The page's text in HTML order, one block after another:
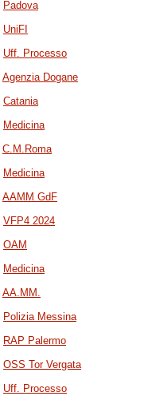
Padova
UniFI
Uff. Processo
Agenzia Dogane
Catania
Medicina
C.M.Roma
Medicina
AAMM GdF
VFP4 2024
OAM
Medicina
AA.MM.
Polizia Messina
RAP Palermo
OSS Tor Vergata
Uff. Processo